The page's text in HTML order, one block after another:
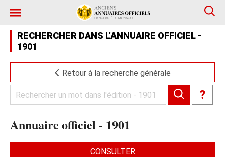
RECHERCHER DANS L'ANNUAIRE OFFICIEL -
1901
Retour à la recherche générale
?
Annuaire officiel - 1901
CONSULTER